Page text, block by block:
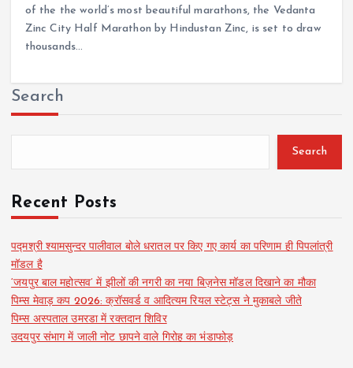
of the the world’s most beautiful marathons, the Vedanta
Zinc City Half Marathon by Hindustan Zinc, is set to draw
thousands…
Search
Search
Recent Posts
पद्मश्री श्यामसुन्दर पालीवाल बोले धरातल पर किए गए कार्य का परिणाम ही पिपलांत्री
मॉडल है
‘जयपुर बाल महोत्सव’ में झीलों की नगरी का नया बिज़नेस मॉडल दिखाने का मौका
पिम्स मेवाड़ कप 2026: क्रॉसवर्ड व आदित्यम रियल स्टेट्स ने मुकाबले जीते
पिम्स अस्पताल उमरडा में रक्तदान शिविर
उदयपुर संभाग में जाली नोट छापने वाले गिरोह का भंडाफोड़